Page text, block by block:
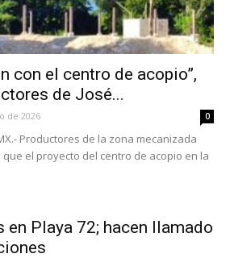
con el centro de acopio”,
de José...
de 2026 0
MX.- Productores de la zona mecanizada
el proyecto del centro de acopio en la
en Playa 72; hacen llamado